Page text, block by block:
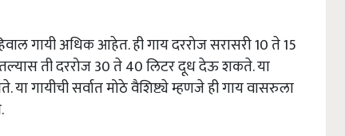
गायी अधिक आहेत. ही गाय दररोज सरासरी 10 ते 15
ती दररोज 30 ते 40 लिटर दूध देऊ शकते. या
गायीची सर्वात मोठे वैशिष्ट्ये म्हणजे ही गाय वासरुला